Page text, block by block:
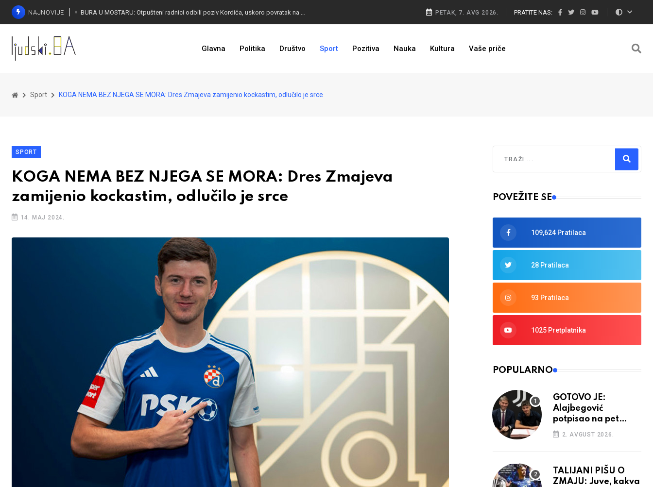
NAJNOVIJE PETAK, 7. AVG 2026. PRATITE NAS:
Glavna Politika Društvo Sport Pozitiva Nauka Kultura Vaše priče
Sport KOGA NEMA BEZ NJEGA SE MORA: Dres Zmajeva zamijenio kockastim, odlučilo je srce
SPORT
KOGA NEMA BEZ NJEGA SE MORA: Dres Zmajeva
zamijenio kockastim, odlučilo je srce
14. MAJ 2024.
Type 2 or more characters for results.
POVEŽITE SE
109,624 Pratilaca
28 Pratilaca
93 Pratilaca
1025 Pretplatnika
POPULARNO
GOTOVO JE:
Alajbegović
potpisao na pet
godina
2. AVGUST 2026.
TALIJANI PIŠU O
ZMAJU: Juve, kakva